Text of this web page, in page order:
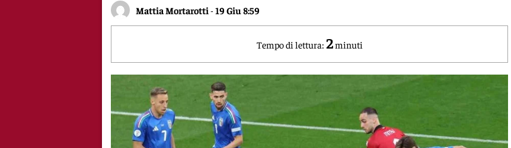
Mattia Mortarotti -19 Giu 8:59
Tempo di lettura: 2minuti